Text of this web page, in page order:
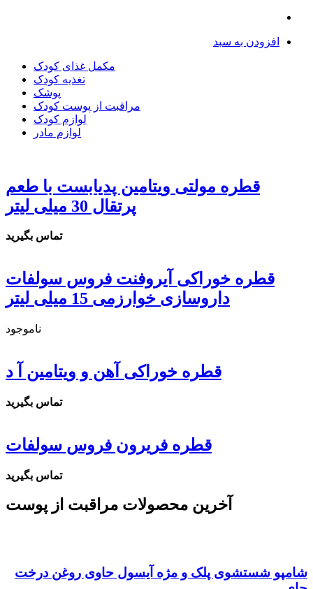
افزودن به سبد
مکمل غذای کودک
تغذیه کودک
پوشک
مراقبت از پوست کودک
لوازم کودک
لوازم مادر
قطره مولتی ویتامین پدیابست با طعم
پرتقال 30 میلی لیتر
تماس بگیرید
قطره خوراکی آیروفنت فروس سولفات
داروسازی خوارزمی 15 میلی لیتر
ناموجود
قطره خوراکی آهن و ویتامین آ د
تماس بگیرید
قطره فریرون فروس سولفات
تماس بگیرید
آخرین محصولات مراقبت از پوست
شامپو شستشوی پلک و مژه آیسول حاوی روغن درخت